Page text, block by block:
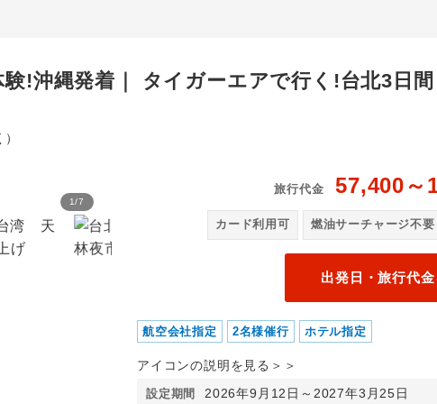
!沖縄発着｜ タイガーエアで行く!台北3日間
1/7
旅行代金 57,400～
カード利用可 燃油サーチャージ不要
出発日・旅行代金
航空会社指定 2名様催行 ホテル指定
アイコンの説明を見る＞＞
設定期間 2026年9月12日～2027年3月25日